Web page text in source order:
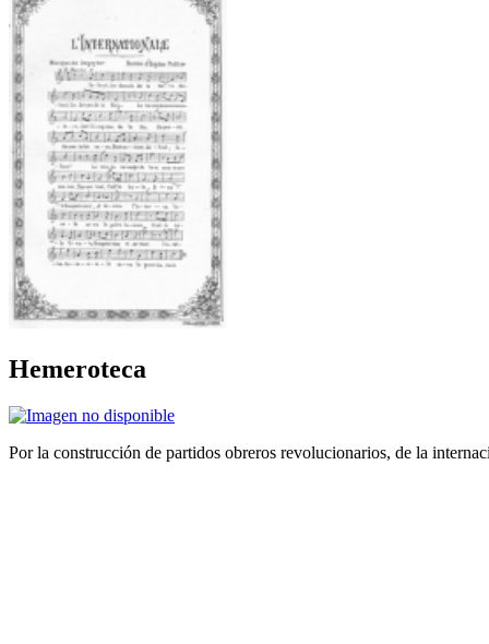
Hemeroteca
Por la construcción de partidos obreros revolucionarios, de la